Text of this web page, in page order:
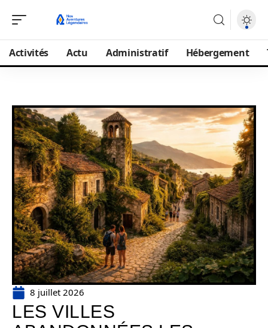
Activités Actu Administratif Hébergement
8 juillet 2026
LES VILLES